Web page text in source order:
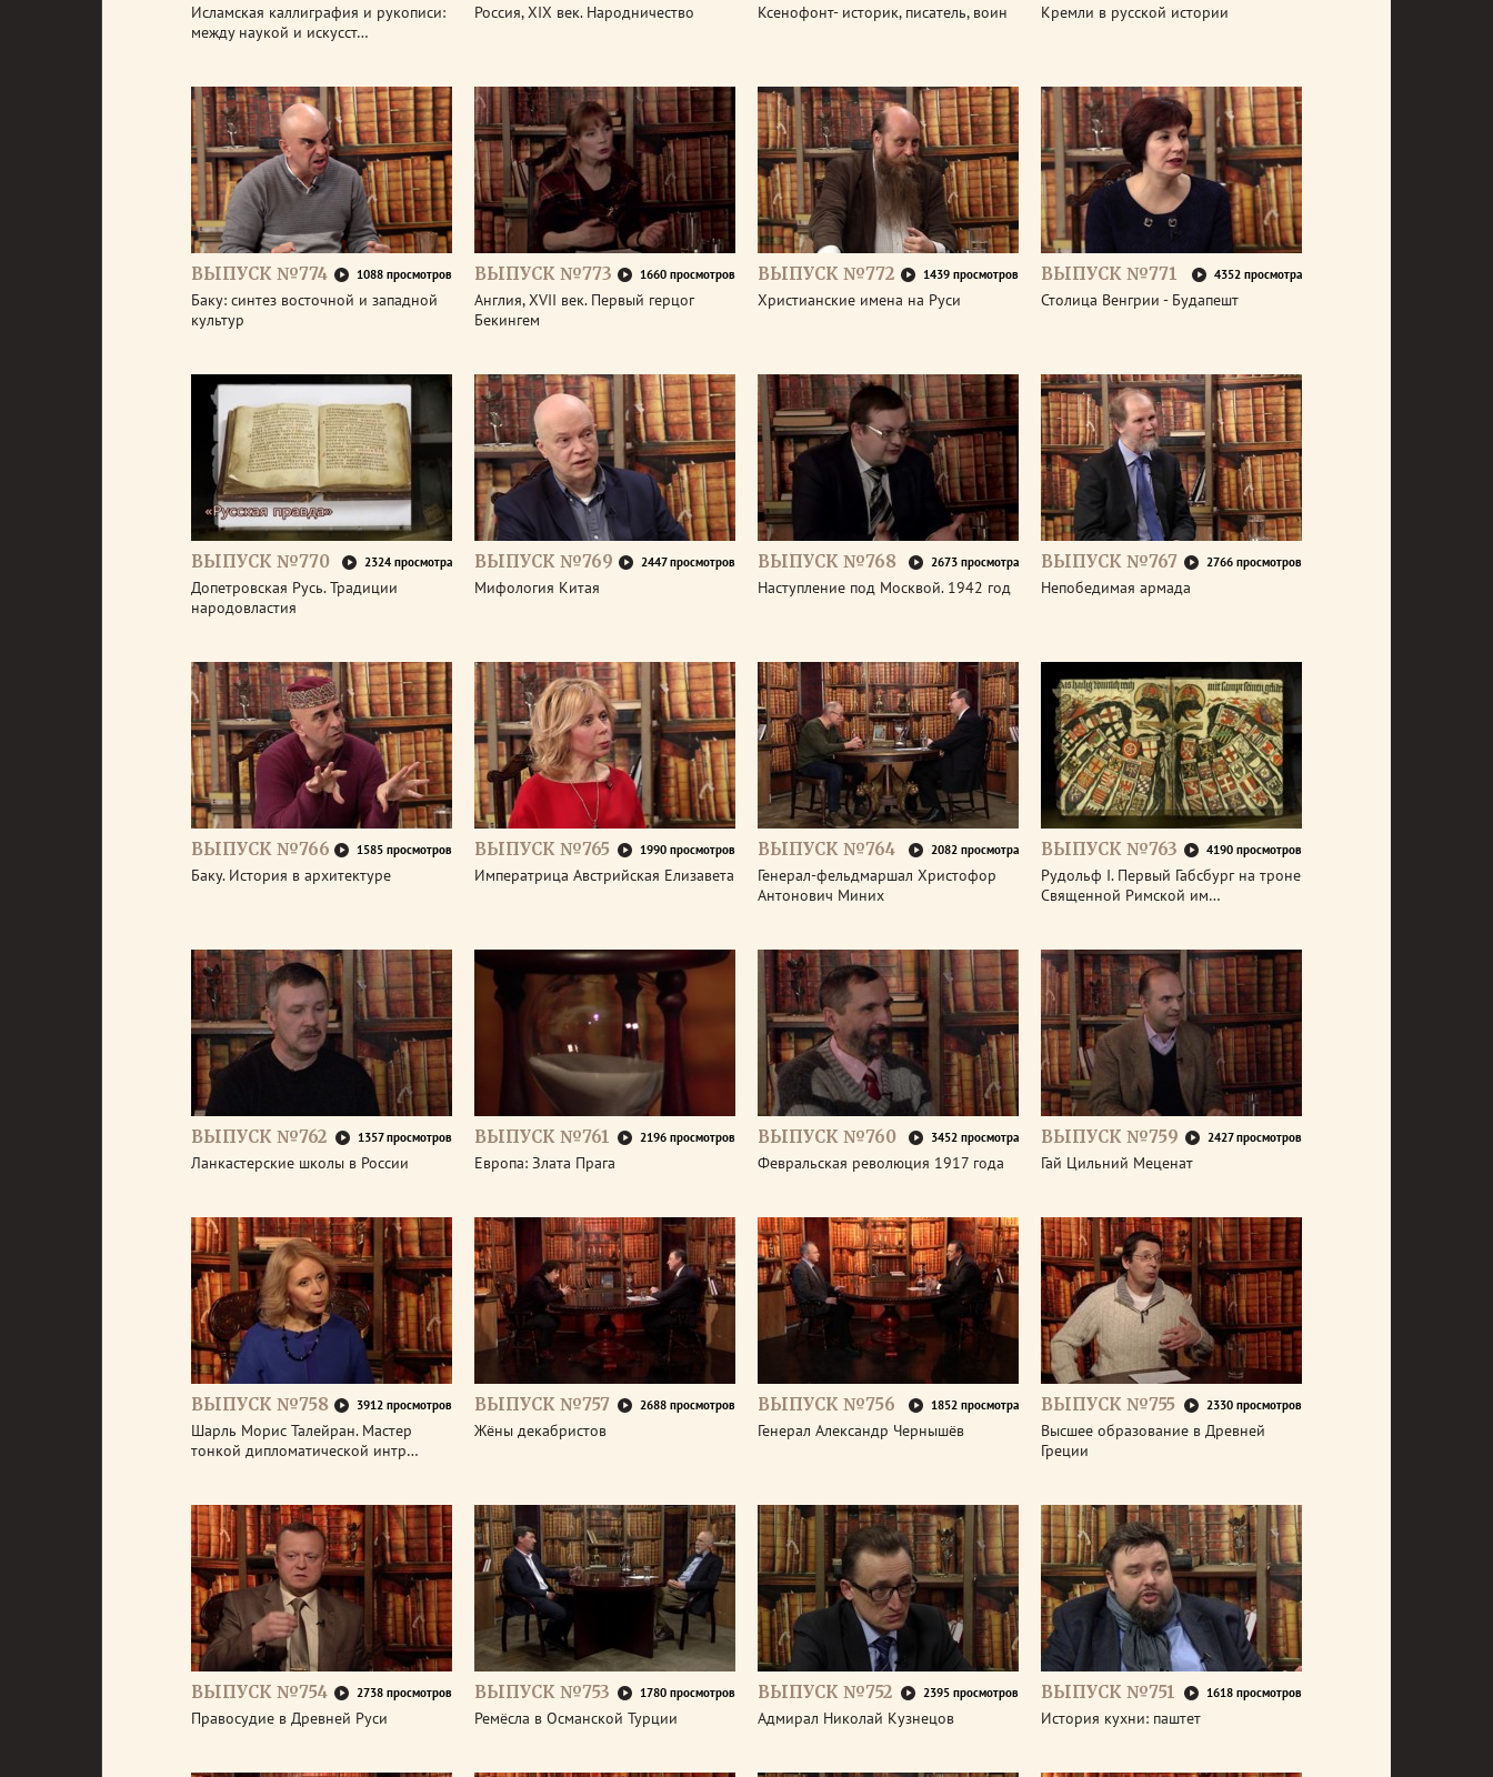
Исламская каллиграфия и рукописи:
между наукой и искусст…
Россия, XIX век. Народничество Ксенофонт- историк, писатель, воин Кремли в русской истории
ВЫПУСК №774 1088 просмотров
Баку: синтез восточной и западной
культур
ВЫПУСК №773 1660 просмотров
Англия, XVII век. Первый герцог
Бекингем
ВЫПУСК №772 1439 просмотров
Христианские имена на Руси
ВЫПУСК №771 4352 просмотра
Столица Венгрии - Будапешт
ВЫПУСК №770 2324 просмотра
Допетровская Русь. Традиции
народовластия
ВЫПУСК №769 2447 просмотров
Мифология Китая
ВЫПУСК №768 2673 просмотра
Наступление под Москвой. 1942 год
ВЫПУСК №767 2766 просмотров
Непобедимая армада
ВЫПУСК №766 1585 просмотров
Баку. История в архитектуре
ВЫПУСК №765 1990 просмотров
Императрица Австрийская Елизавета
ВЫПУСК №764 2082 просмотра
Генерал-фельдмаршал Христофор
Антонович Миних
ВЫПУСК №763 4190 просмотров
Рудольф I. Первый Габсбург на троне
Священной Римской им…
ВЫПУСК №762 1357 просмотров
Ланкастерские школы в России
ВЫПУСК №761 2196 просмотров
Европа: Злата Прага
ВЫПУСК №760 3452 просмотра
Февральская революция 1917 года
ВЫПУСК №759 2427 просмотров
Гай Цильний Меценат
ВЫПУСК №758 3912 просмотров
Шарль Морис Талейран. Мастер
тонкой дипломатической интр…
ВЫПУСК №757 2688 просмотров
Жёны декабристов
ВЫПУСК №756 1852 просмотра
Генерал Александр Чернышёв
ВЫПУСК №755 2330 просмотров
Высшее образование в Древней
Греции
ВЫПУСК №754 2738 просмотров
Правосудие в Древней Руси
ВЫПУСК №753 1780 просмотров
Ремёсла в Османской Турции
ВЫПУСК №752 2395 просмотров
Адмирал Николай Кузнецов
ВЫПУСК №751 1618 просмотров
История кухни: паштет